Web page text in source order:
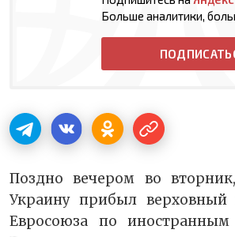
Больше аналитики,
Поздно вечером во
Украину прибыл верховный
Евросоюза по